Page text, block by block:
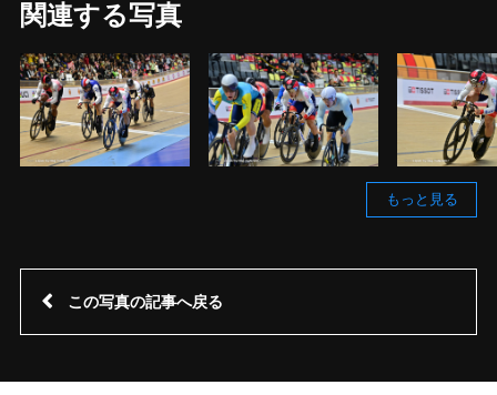
関連する写真
もっと見る
この写真の記事へ戻る